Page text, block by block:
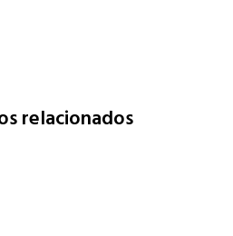
relacionados